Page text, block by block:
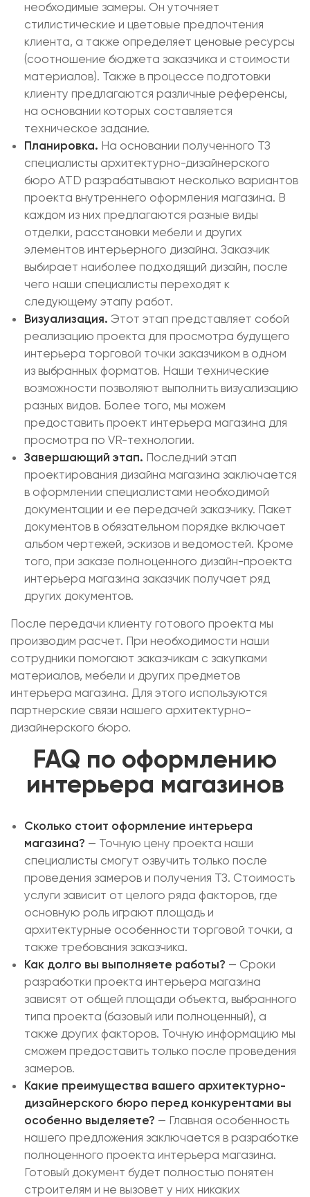
необходимые замеры. Он уточняет
стилистические и цветовые предпочтения
клиента, а также определяет ценовые ресурсы
(соотношение бюджета заказчика и стоимости
материалов). Также в процессе подготовки
клиенту предлагаются различные референсы,
на основании которых составляется
техническое задание.
Планировка. На основании полученного ТЗ
специалисты архитектурно-дизайнерского
бюро ATD разрабатывают несколько вариантов
проекта внутреннего оформления магазина. В
каждом из них предлагаются разные виды
отделки, расстановки мебели и других
элементов интерьерного дизайна. Заказчик
выбирает наиболее подходящий дизайн, после
чего наши специалисты переходят к
следующему этапу работ.
Визуализация. Этот этап представляет собой
реализацию проекта для просмотра будущего
интерьера торговой точки заказчиком в одном
из выбранных форматов. Наши технические
возможности позволяют выполнить визуализацию
разных видов. Более того, мы можем
предоставить проект интерьера магазина для
просмотра по VR-технологии.
Завершающий этап. Последний этап
проектирования дизайна магазина заключается
в оформлении специалистами необходимой
документации и ее передачей заказчику. Пакет
документов в обязательном порядке включает
альбом чертежей, эскизов и ведомостей. Кроме
того, при заказе полноценного дизайн-проекта
интерьера магазина заказчик получает ряд
других документов.
После передачи клиенту готового проекта мы
производим расчет. При необходимости наши
сотрудники помогают заказчикам с закупками
материалов, мебели и других предметов
интерьера магазина. Для этого используются
партнерские связи нашего архитектурно-
дизайнерского бюро.
FAQ по оформлению
интерьера магазинов
Сколько стоит оформление интерьера
магазина? — Точную цену проекта наши
специалисты смогут озвучить только после
проведения замеров и получения ТЗ. Стоимость
услуги зависит от целого ряда факторов, где
основную роль играют площадь и
архитектурные особенности торговой точки, а
также требования заказчика.
Как долго вы выполняете работы? — Сроки
разработки проекта интерьера магазина
зависят от общей площади объекта, выбранного
типа проекта (базовый или полноценный), а
также других факторов. Точную информацию мы
сможем предоставить только после проведения
замеров.
Какие преимущества вашего архитектурно-
дизайнерского бюро перед конкурентами вы
особенно выделяете? — Главная особенность
нашего предложения заключается в разработке
полноценного проекта интерьера магазина.
Готовый документ будет полностью понятен
строителям и не вызовет у них никаких